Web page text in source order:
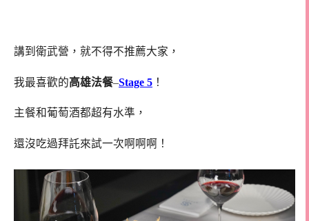
講到衛武營，就不得不推薦大家，
我最喜歡的高雄法餐–Stage 5 ！
主餐和葡萄酒都超有水準，
還沒吃過拜託來試一次啊啊啊！